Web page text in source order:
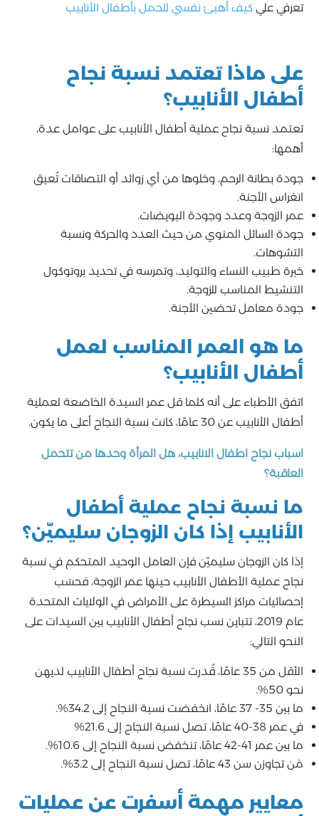
تعرفي عليكيف أهيئ نفسي للحمل بأطفال الأنابيب
على ماذا تعتمد نسبة نجاح
أطفال الأنابيب؟
تعتمد نسبة نجاح عملية أطفال الأنابيب على عوامل عدة،
أهمها:
جودة بطانة الرحم، وخلوها من أي زوائد أو التصاقات تُعيق
انغراس الأجنة.
عمر الزوجة وعدد وجودة البويضات.
جودة السائل المنوي من حيث العدد والحركة ونسبة
التشوهات.
خبرة طبيب النساء والتوليد، وتمرسه في تحديد بروتوكول
التنشيط المناسب للزوجة.
جودة معامل تحضين الأجنة.
ما هو العمر المناسب لعمل
أطفال الأنابيب؟
اتفق الأطباء على أنه كلما قل عمر السيدة الخاضعة لعملية
أطفال الأنابيب عن 30 عامًا، كانت نسبة النجاح أعلى ما يكون.
اسباب نجاح اطفال الانابيب، هل المرأة وحدها من تتحمل
العاقبة؟
ما نسبة نجاح عملية أطفال
الأنابيب إذا كان الزوجان سليميّن؟
إذا كان الزوجان سليميّن فإن العامل الوحيد المتحكم في نسبة
نجاح عملية الأطفال الأنابيب حينها عمر الزوجة، فحسَب
إحصائيات مراكز السيطرة على الأمراض في الولايات المتحدة
عام 2019، تتباين نسب نجاح أطفال الأنابيب بين السيدات على
النحو التالي:
الأقل من 35 عامًا، قُدرت نسبة نجاح أطفال الأنابيب لديهن
نحو 50%.
ما بين 35- 37 عامًا، انخفضت نسبة النجاح إلى 34.2%.
في عمر 38-40 عامًا، تصل نسبة النجاح إلى 21.6%
ما بين عمر 41-42 عامًا، تنخفض نسبة النجاح إلى 10.6%.
مَن تجاوزن سن 43 عامًا، تصل نسبة النجاح إلى 3.2%.
معايير مهمة أسفرت عن عمليات